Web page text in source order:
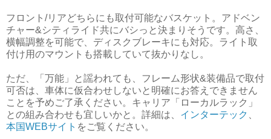
フロント/リアどちらにも取付可能なバスケット。アドベン
チャー&シティライド共にバシっと決まりそうです。高さ、
横幅調整を可能で、ディスクブレーキにも対応。ライト取
付け用のマウントも搭載していて抜かりなし。
ただ、「万能」と謡われても、フレーム形状&装備品で取付
可否は、車体に仮合わせしないと明確にお答えできません
ことを予めご了承ください。キャリア「ローカルラック」
との組み合わせも宜しいかと。詳細は、 インターテック
本国WEBサイト をご覧ください。